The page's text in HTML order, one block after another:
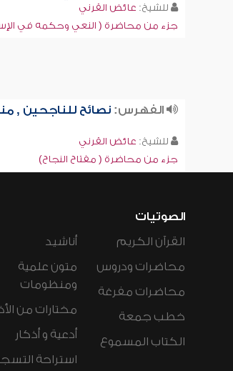
للشيخ: عائض القرني
جزء من محاضرة ( النعي وحكمه في
الفهرس:نصائح للناجحين ,
للشيخ: عائض القرني
جزء من محاضرة ( مفتاح النجاح)
الصوتيات
القرآن الكريم
محاضرات ودروس
محاضرات مفرغة
خطب جمعة
الكتاب المسموع
أناشيد
متون علمية
ومنظومات
مختارات من
أدعية و أذكار
استراحة